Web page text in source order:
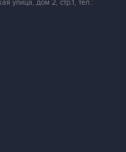
улица, дом 2, стр.1, тел.: